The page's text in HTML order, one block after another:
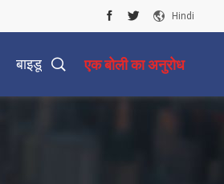
Hindi
बाइडू एक बोली का अनुरोध